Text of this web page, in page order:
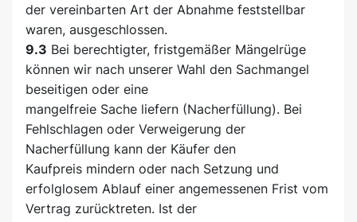
der vereinbarten Art der Abnahme feststellbar
waren, ausgeschlossen.
9.3 Bei berechtigter, fristgemäßer Mängelrüge
können wir nach unserer Wahl den Sachmangel
beseitigen oder eine
mangelfreie Sache liefern (Nacherfüllung). Bei
Fehlschlagen oder Verweigerung der
Nacherfüllung kann der Käufer den
Kaufpreis mindern oder nach Setzung und
erfolglosem Ablauf einer angemessenen Frist vom
Vertrag zurücktreten. Ist der